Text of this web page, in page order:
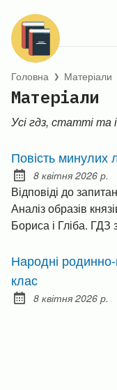
Головна ❯ Матеріали
Матеріали
Усі гдз, статті та
Повість минулих
Posted on:
8 квітня 2026 р.
Відповіді до
Аналіз образів
Бориса і Гліба. ГДЗ
Народні родинно-
клас
Posted on:
8 квітня 2026 р.